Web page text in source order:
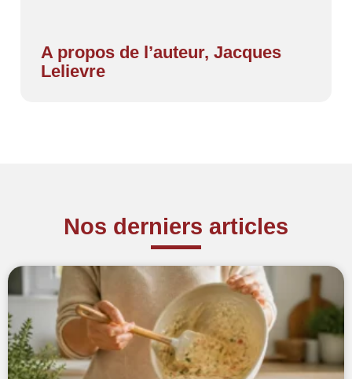
A propos de l’auteur, Jacques
Lelievre
Nos derniers articles